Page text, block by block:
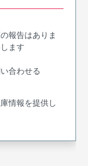
報告はありま
ます
合わせる
情報を提供し